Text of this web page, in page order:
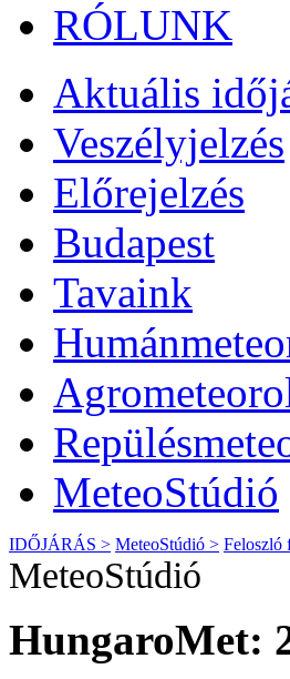
RÓLUNK
Aktuális
Veszélyjelzés
Előrejelzés
Budapest
Tavaink
MeteoStúdió
IDŐJÁRÁS > MeteoStúdió > Feloszló
MeteoStúdió
HungaroMet: